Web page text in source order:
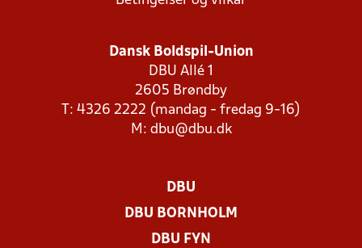
Dansk Boldspil-Union
DBU Allé 1
2605 Brøndby
T: 4326 2222 (mandag - fredag 9-16)
M: dbu@dbu.dk
DBU
DBU BORNHOLM
DBU FYN